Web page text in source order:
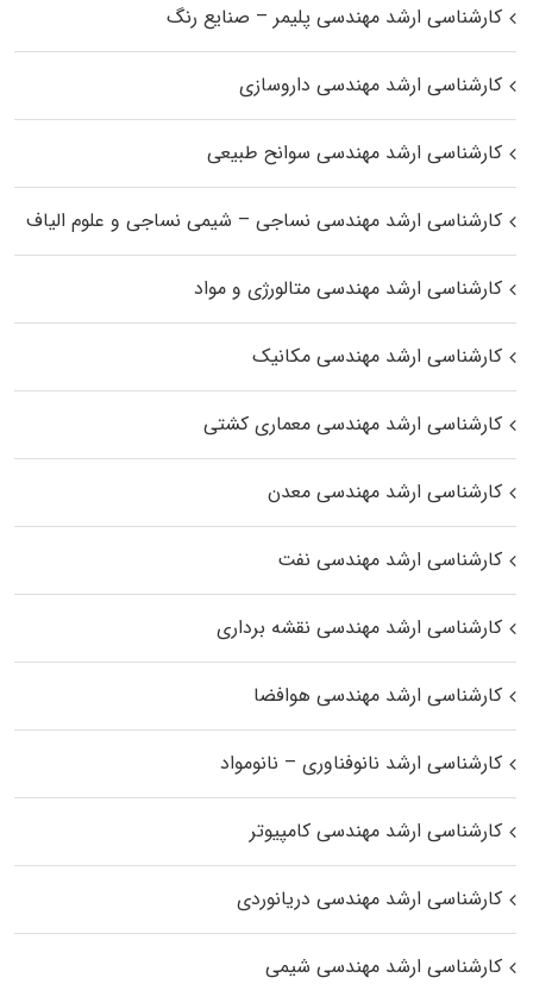
کارشناسی ارشد مهندسی پلیمر – صنایع رنگ
کارشناسی ارشد مهندسی داروسازی
کارشناسی ارشد مهندسی سوانح طبیعی
کارشناسی ارشد مهندسی نساجی – شیمی نساجی و علوم الیاف
کارشناسی ارشد مهندسی متالورژی و مواد
کارشناسی ارشد مهندسی مکانیک
کارشناسی ارشد مهندسی معماری کشتی
کارشناسی ارشد مهندسی معدن
کارشناسی ارشد مهندسی نفت
کارشناسی ارشد مهندسی نقشه برداری
کارشناسی ارشد مهندسی هوافضا
کارشناسی ارشد نانوفناوری – نانومواد
کارشناسی ارشد مهندسی کامپیوتر
کارشناسی ارشد مهندسی دریانوردی
کارشناسی ارشد مهندسی شیمی